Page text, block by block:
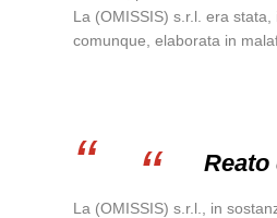
La (OMISSIS) s.r.l. era
comunque, elaborata in
La (OMISSIS) s.r.l., in